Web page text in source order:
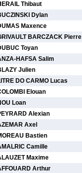
Thibaut
Dylan
Maxence
BARCZACK Pierre
Toyan
HAFSA Salim
Julien
DO CARMO Lucas
Elouan
Loan
Alexian
Axel
Bastien
Camille
Maxime
Arthur